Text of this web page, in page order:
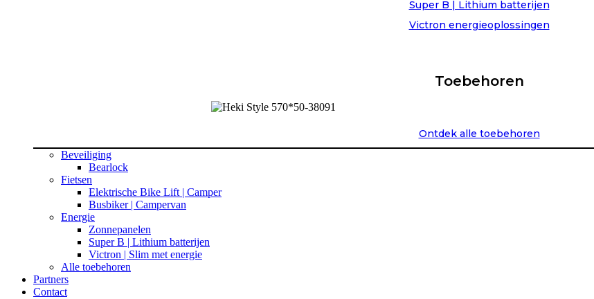
Super B | Lithium batterijen
Victron energieoplossingen
Toebehoren
Ontdek alle toebehoren
Beveiliging
Bearlock
Fietsen
Elektrische Bike Lift | Camper
Busbiker | Campervan
Energie
Zonnepanelen
Super B | Lithium batterijen
Victron | Slim met energie
Alle toebehoren
Partners
Contact